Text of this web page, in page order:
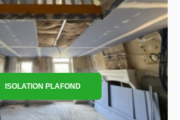
ISOLATION PLAFOND